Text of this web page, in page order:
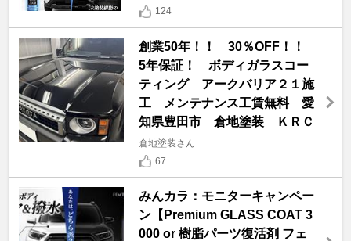
124
創業50年！！ 30％OFF！！
5年保証！ ボディガラスコー
ティング アークバリア２１施
工 メンテナンス工賃無料 愛
知県豊田市 倉地塗装 ＫＲＣ
倉地塗装さん
67
みんカラ：モニターキャンペー
ン【Premium GLASS COAT 3
000 or 樹脂パーツ復活剤 フェ